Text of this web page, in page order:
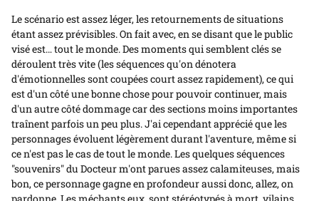
Le scénario est assez léger, les retournements de situations
étant assez prévisibles. On fait avec, en se disant que le public
visé est… tout le monde. Des moments qui semblent clés se
déroulent très vite (les séquences qu'on dénotera
d'émotionnelles sont coupées court assez rapidement), ce qui
est d'un côté une bonne chose pour pouvoir continuer, mais
d'un autre côté dommage car des sections moins importantes
traînent parfois un peu plus. J'ai cependant apprécié que les
personnages évoluent légèrement durant l'aventure, même si
ce n'est pas le cas de tout le monde. Les quelques séquences
"‌souvenirs‌" du Docteur m'ont parues assez calamiteuses, mais
bon, ce personnage gagne en profondeur aussi donc, allez, on
pardonne. Les méchants eux, sont stéréotypés à mort, vilains